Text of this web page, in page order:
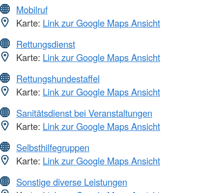
Mobilruf
Karte: Link zur Google Maps Ansicht
Rettungsdienst
Karte: Link zur Google Maps Ansicht
Rettungshundestaffel
Karte: Link zur Google Maps Ansicht
Sanitätsdienst bei Veranstaltungen
Karte: Link zur Google Maps Ansicht
Selbsthilfegruppen
Karte: Link zur Google Maps Ansicht
Sonstige diverse Leistungen